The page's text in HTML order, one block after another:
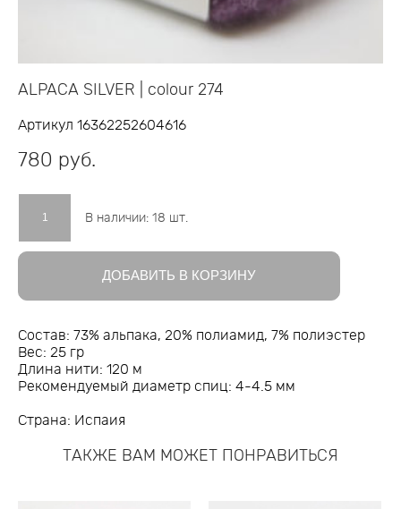
ALPACA SILVER | colour 274
Артикул 16362252604616
780 pуб.
В наличии: 18 шт.
ДОБАВИТЬ В КОРЗИНУ
Состав: 73% альпака, 20% полиамид, 7% полиэстер
Вес: 25 гр
Длина нити: 120 м
Рекомендуемый диаметр спиц: 4-4.5 мм
Страна: Испаия
ТАКЖЕ ВАМ МОЖЕТ ПОНРАВИТЬСЯ